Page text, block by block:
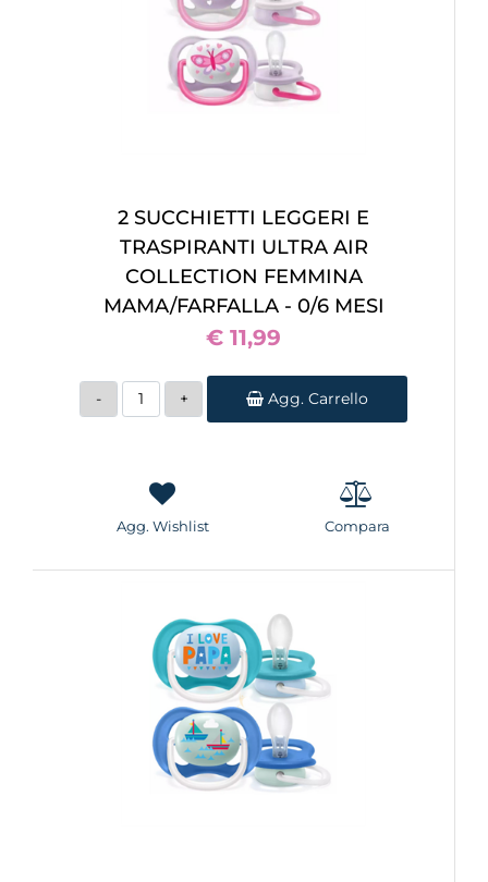
2 SUCCHIETTI LEGGERI E
TRASPIRANTI ULTRA AIR
COLLECTION FEMMINA
MAMA/FARFALLA - 0/6 MESI
€ 11,99
Quantità
Agg. Carrello
Agg. Wishlist Compara